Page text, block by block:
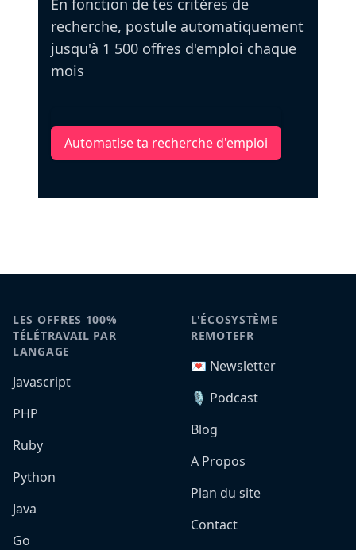
En fonction de tes critères de
recherche, postule automatiquement
jusqu'à 1 500 offres d'emploi chaque
mois
Automatise ta recherche d'emploi
LES OFFRES 100%
TÉLÉTRAVAIL PAR
LANGAGE
Javascript
PHP
Ruby
Python
Java
Go
L'ÉCOSYSTÈME
REMOTEFR
💌 Newsletter
🎙️ Podcast
Blog
A Propos
Plan du site
Contact